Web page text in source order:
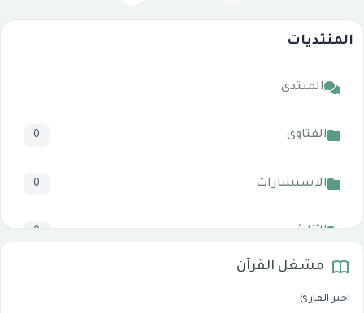
المنتديات
المنتدى
الفتاوى 0
الاستشارات 0
الأناشيد 0
مشغل القرآن
اختر القارئ